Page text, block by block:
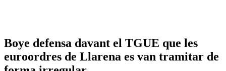
Boye defensa davant el TGUE que les
euroordres de Llarena es van tramitar de